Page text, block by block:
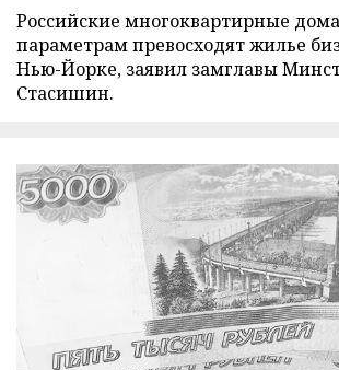
Российские многоквартирные
параметрам превосходят жилье
Нью-Йорке, заявил замглавы
Стасишин.